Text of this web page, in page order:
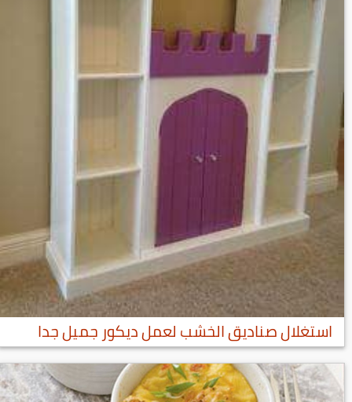
استغلال صناديق الخشب لعمل ديكور جميل جدا